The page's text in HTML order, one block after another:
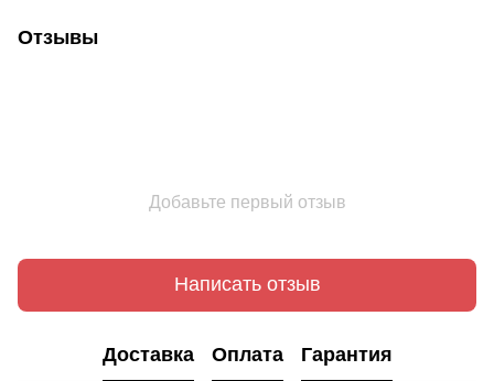
Отзывы
Добавьте первый отзыв
Написать отзыв
Доставка Оплата Гарантия